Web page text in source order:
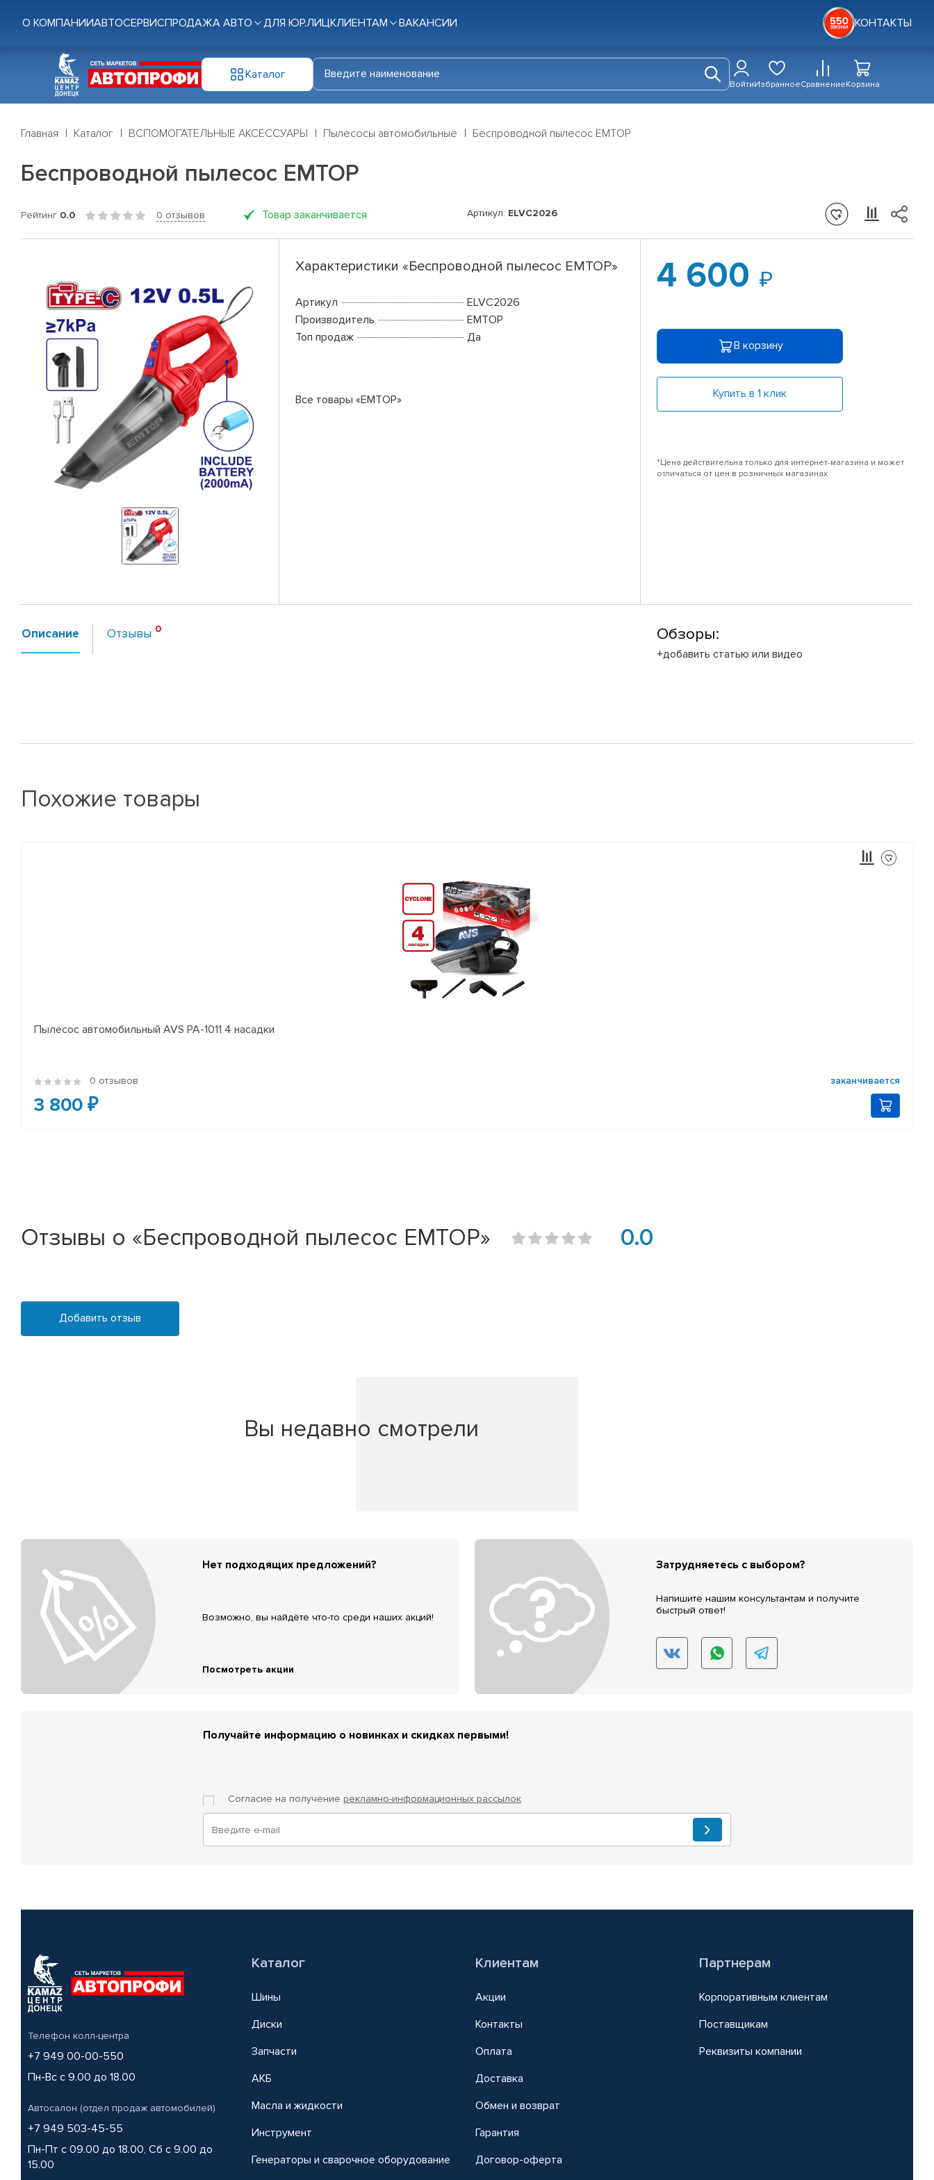
О КОМПАНИИАВТОСЕРВИСПРОДАЖА АВТО ДЛЯ ЮР.ЛИЦКЛИЕНТАМ ВАКАНСИИ КОНТАКТЫ
Каталог
ВойтиИзбранноеСравнениеКорзина
Главная Каталог ВСПОМОГАТЕЛЬНЫЕ АКСЕССУАРЫ Пылесосы автомобильные Беспроводной пылесос EMTOP
Беспроводной пылесос EMTOP
Рейтинг 0.0 0 отзывов Товар заканчивается Артикул: ELVC2026
Характеристики «Беспроводной пылесос EMTOP»
Артикул
ELVC2026
Производитель
EMTOP
Топ продаж
Да
Все товары «EMTOP»
4 600
В корзину
Купить в 1 клик
*Цена действительна только для интернет-магазина и может
отличаться от цен в розничных магазинах
Описание Отзывы Обзоры:
+добавить статью или видео
Похожие товары
Пылесос автомобильный AVS PA-1011 4 насадки
0 отзывов заканчивается
3 800 ₽
Отзывы о «Беспроводной пылесос EMTOP» 0.0
Добавить отзыв
Вы недавно смотрели
Нет подходящих предложений?
Возможно, вы найдёте что-то среди наших акций!
Посмотреть акции
Затрудняетесь с выбором?
Напишите нашим консультантам и получите
быстрый ответ!
Получайте информацию о новинках и скидках первыми!
Согласие на получение рекламно-информационных рассылок
Телефон колл-центра
+7 949 00-00-550
Пн-Вс с 9.00 до 18.00
Автосалон (отдел продаж автомобилей)
+7 949 503-45-55
Пн-Пт с 09.00 до 18.00, Сб с 9.00 до
15.00
Каталог
Шины
Диски
Запчасти
АКБ
Масла и жидкости
Инструмент
Генераторы и сварочное оборудование
Клиентам
Акции
Контакты
Оплата
Доставка
Обмен и возврат
Гарантия
Договор-оферта
Партнерам
Корпоративным клиентам
Поставщикам
Реквизиты компании